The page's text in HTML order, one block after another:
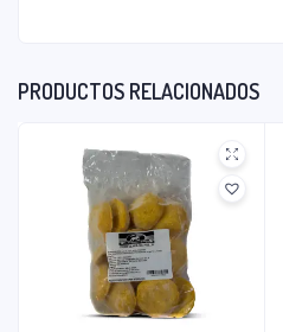
PRODUCTOS RELACIONADOS